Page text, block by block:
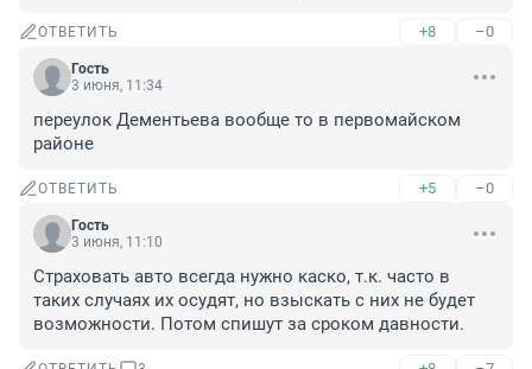
ОТВЕТИТЬ +8 –0
Гость
3 июня, 11:34
переулок Дементьева вообще то в первомайском
районе
ОТВЕТИТЬ +5 –0
Гость
3 июня, 11:10
Страховать авто всегда нужно каско, т.к. часто в
таких случаях их осудят, но взыскать с них не будет
возможности. Потом спишут за сроком давности.